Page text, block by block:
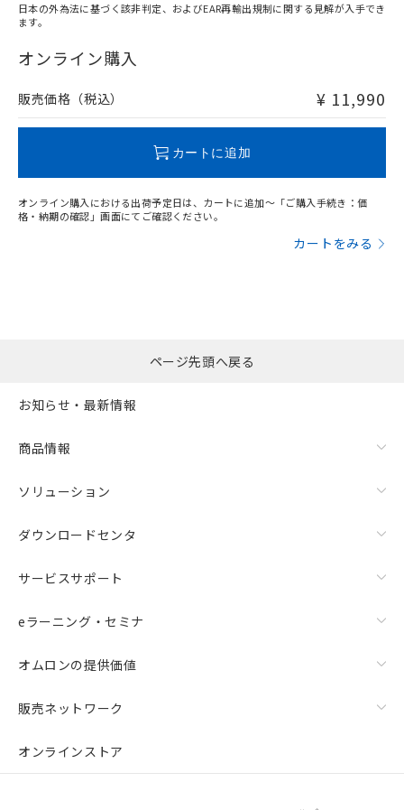
在庫等で未対応品が混在する可能性があります。
問い合わせください。
日本の外為法に基づく該非判定、およびEAR再輸出規制に関する見解が入手でき
ます。
オンライン購入
販売価格（税込） ¥ 11,990
カートに追加
オンライン購入における出荷予定日は、カートに追加～「ご購入手続き：価
格・納期の確認」画面にてご確認ください。
カートをみる
ページ先頭へ戻る
お知らせ・最新情報
商品情報
ソリューション
ダウンロードセンタ
サービスサポート
eラーニング・セミナ
オムロンの提供価値
販売ネットワーク
オンラインストア